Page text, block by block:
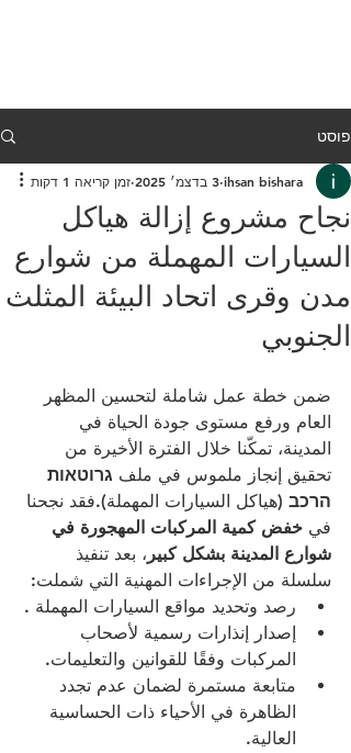
פוסט
نجاح مشروع إزالة هياكل
السيارات المهملة من شوارع
مدن وقرى اتحاد البيئة المثلث
الجنوبي
ihsan bishara 3 בדצמ׳ 2025 זמן קריאה 1 דקות
ضمن خطة عمل شاملة لتحسين المظهر
العام ورفع مستوى جودة الحياة في
المدينة، تمكّنا خلال الفترة الأخيرة من
تحقيق إنجاز ملموس في ملف גרוטאות
הרכב (هياكل السيارات المهملة).فقد نجحنا
في خفض كمية المركبات المهجورة في
شوارع المدينة بشكل كبير ، بعد تنفيذ
سلسلة من الإجراءات المهنية التي شملت:
رصد وتحديد مواقع السيارات المهملة .
إصدار إنذارات رسمية لأصحاب
المركبات وفقًا للقوانين والتعليمات.
متابعة مستمرة لضمان عدم تجدد
الظاهرة في الأحياء ذات الحساسية
العالية.